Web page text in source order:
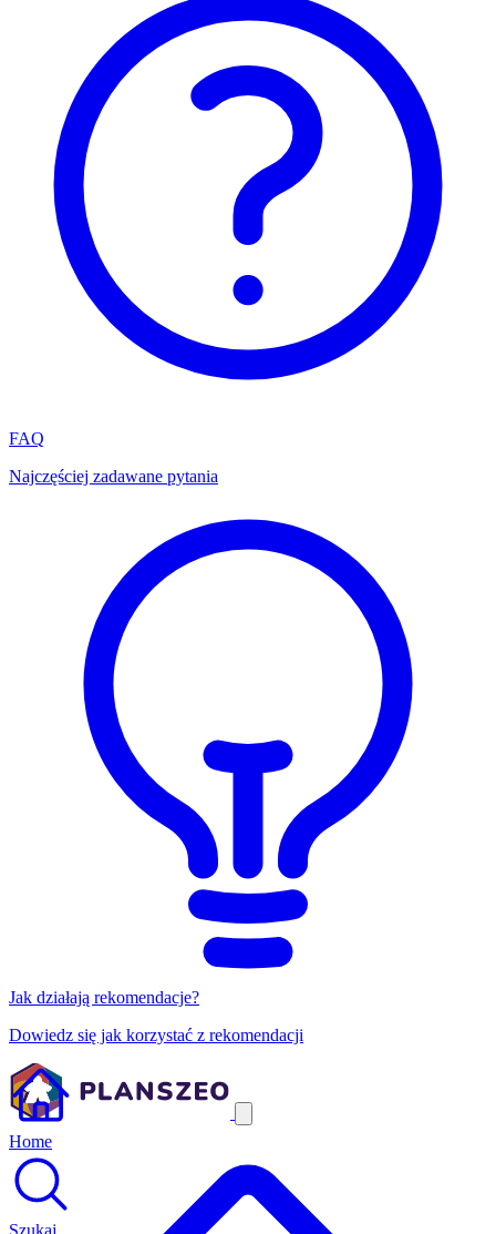
FAQ
Najczęściej zadawane pytania
Jak działają rekomendacje?
Dowiedz się jak korzystać z rekomendacji
Home
Szukaj